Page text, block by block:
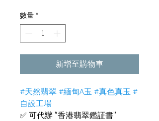
數量 *
新增至購物車
#天然翡翠 #緬甸A玉 #真色真玉 #
自設工場
✅ 可代辦 "香港翡翠鑑証書"